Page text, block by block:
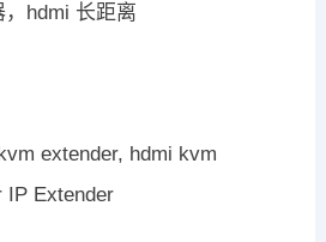
hdmi 长距离
extender, hdmi kvm
IP Extender